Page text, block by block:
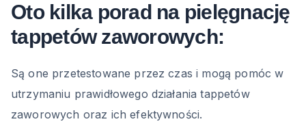
Oto kilka porad na pielęgnację
tappetów zaworowych:
Są one przetestowane przez czas i mogą pomóc w
utrzymaniu prawidłowego działania tappetów
zaworowych oraz ich efektywności.